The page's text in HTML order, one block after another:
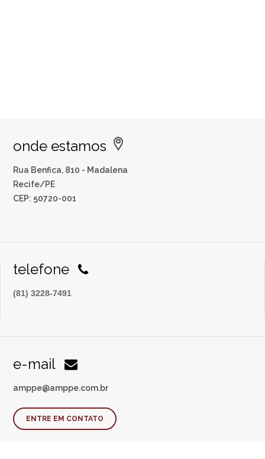
onde estamos
Rua Benfica, 810 - Madalena
Recife/PE
CEP: 50720-001
telefone
(81) 3228-7491
e-mail
amppe@amppe.com.br
ENTRE EM CONTATO